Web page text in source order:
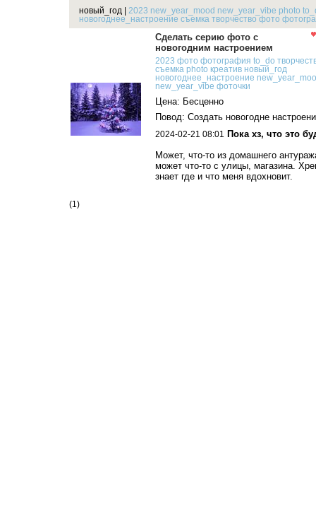
новый_год
2023 new_year_mood new_year_vibe photo
новогоднее_настроение съемка творчество фото
Сделать серию фото с
новогодним настроением
2023 фото фотография to_do
съемка photo креатив новый_год
новогоднее_настроение
new_year_vibe фоточки
Цена: Бесценно
Повод: Создать новогодне
2024-02-21 08:01
Пока хз, что это
Может, что-то из домашнего
может что-то с улицы, магазина.
знает где и что меня вдохновит.
(1)